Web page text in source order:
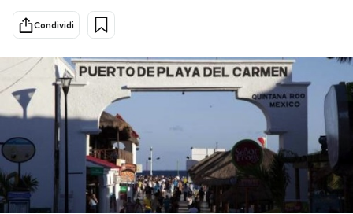
Scienza
Economia
Sport
Altrecose
Mondiali calcio 2026
PODCAST
Condividi